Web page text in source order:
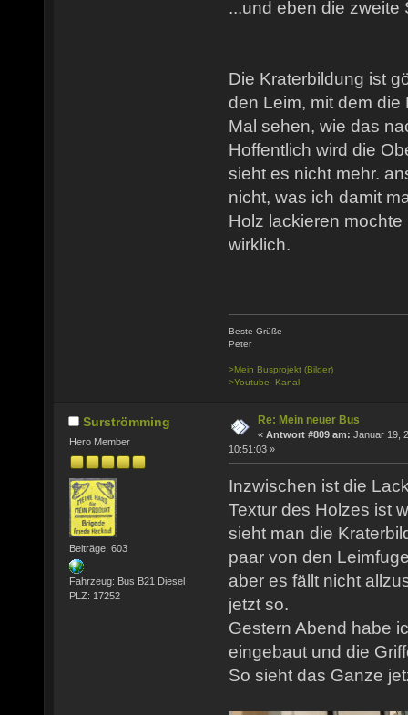
...und eben die zweite
Die Kraterbildung ist
den Leim, mit dem
Mal sehen, wie das
Hoffentlich wird die
sieht es nicht mehr.
nicht, was ich damit
Holz lackieren
wirklich.
Beste Grüße
Peter
>Mein Busprojekt (Bilder)
>Youtube- Kanal
Surströmming
Hero Member
Beiträge: 603
Fahrzeug: Bus B21 Diesel
PLZ: 17252
Re: Mein neuer Bus
« Antwort #809 am: Januar 19,
10:51:03 »
Inzwischen ist die
Textur des Holzes ist
sieht man die
paar von den
aber es fällt nicht
jetzt so.
Gestern Abend habe
eingebaut und die
So sieht das Ganze